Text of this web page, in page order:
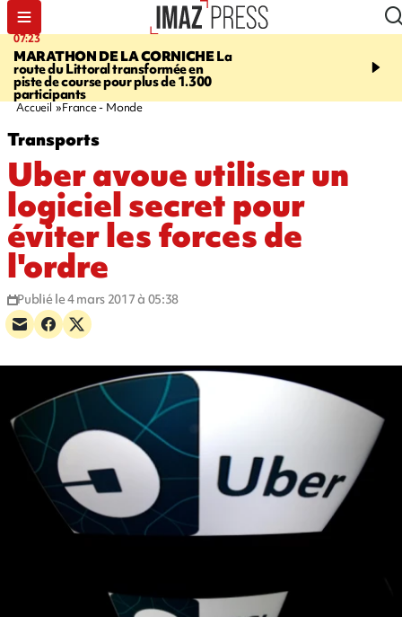
07:23
MARATHON DE LA CORNICHELa
route du Littoral transformée en
piste de course pour plus de 1.300
participants
08:37
braderie de l'océan
Accueil France - Monde
Transports
Uber avoue utiliser un
logiciel secret pour
éviter les forces de
l'ordre
Publié le 4 mars 2017 à 05:38